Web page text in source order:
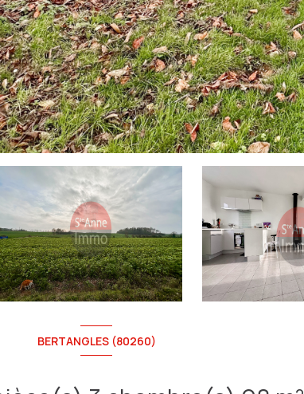
BERTANGLES (80260)